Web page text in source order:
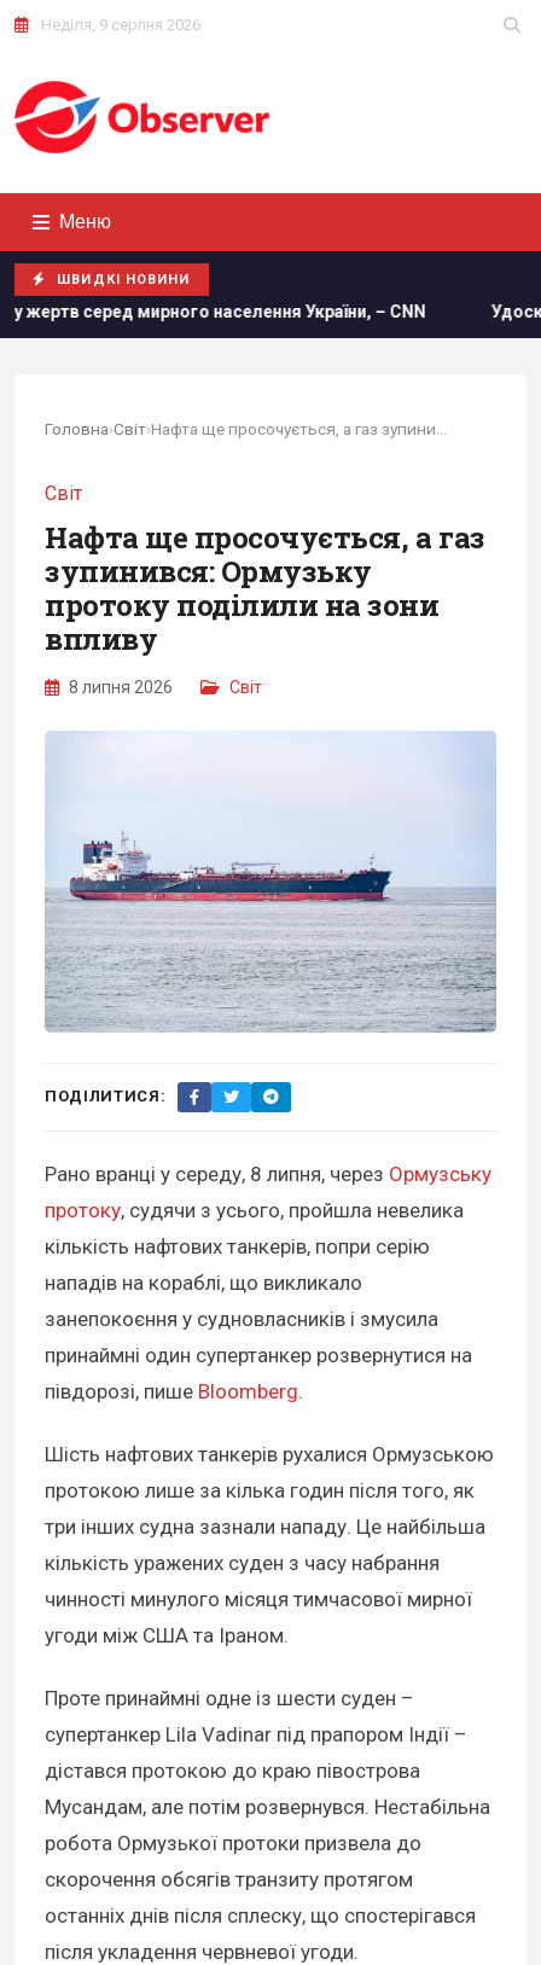
Неділя, 9 серпня 2026
Меню
ШВИДКІ НОВИНИ
населення України, – CNN Удосконалені "Герані"
Головна›Світ›
Світ
Нафта ще просочується, а газ
зупинився: Ормузьку
протоку поділили на зони
впливу
8 липня 2026 Світ
ПОДІЛИТИСЯ:
Рано вранці у середу, 8 липня, через Ормузську
протоку, судячи з усього, пройшла невелика
кількість нафтових танкерів, попри серію
нападів на кораблі, що викликало
занепокоєння у судновласників і змусила
принаймні один супертанкер розвернутися на
півдорозі, пише Bloomberg.
Шість нафтових танкерів рухалися Ормузською
протокою лише за кілька годин після того, як
три інших судна зазнали нападу. Це найбільша
кількість уражених суден з часу набрання
чинності минулого місяця тимчасової мирної
угоди між США та Іраном.
Проте принаймні одне із шести суден –
супертанкер Lila Vadinar під прапором Індії –
дістався протокою до краю півострова
Мусандам, але потім розвернувся. Нестабільна
робота Ормузької протоки призвела до
скорочення обсягів транзиту протягом
останніх днів після сплеску, що спостерігався
після укладення червневої угоди.